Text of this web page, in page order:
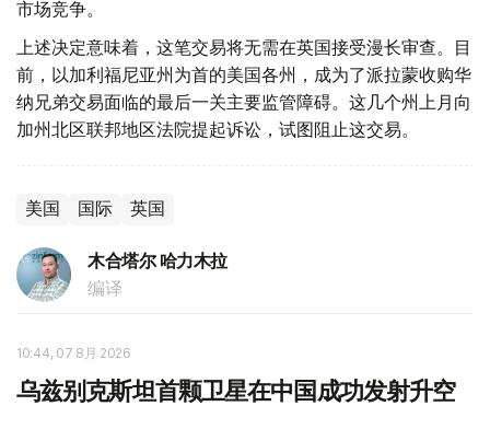
市场竞争。
上述决定意味着，这笔交易将无需在英国接受漫长审查。目
前，以加利福尼亚州为首的美国各州，成为了派拉蒙收购华
纳兄弟交易面临的最后一关主要监管障碍。这几个州上月向
加州北区联邦地区法院提起诉讼，试图阻止这交易。
美国 国际 英国
木合塔尔 哈力木拉
编译
10:44, 07 8月 2026
乌兹别克斯坦首颗卫星在中国成功发射升空